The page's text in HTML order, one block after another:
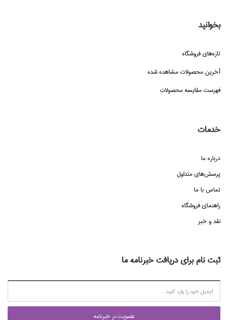
بخوانید
تازه‌هاي فروشگاه
آخرین محصولات مشاهده شده
فهرست مقایسه محصولات
خدمات
درباره ما
پرسش‌هاي متداول
تماس با ما
راهنماي فروشگاه
نقد و خبر
ثبت نام برای دریافت خبرنامه ما
عضويت در خبرنامه